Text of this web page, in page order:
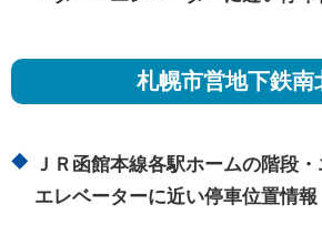
札幌市営地下鉄南
ＪＲ函館本線各駅ホームの階段
エレベーターに近い停車位置情報